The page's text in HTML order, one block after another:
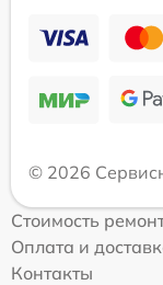
© 2026
Стоимость
Оплата и
Контакты